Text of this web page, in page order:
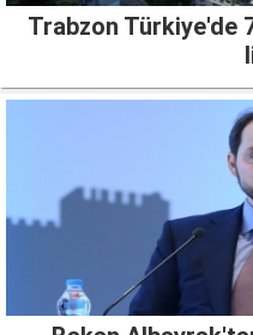
Trabzon Türkiye'de